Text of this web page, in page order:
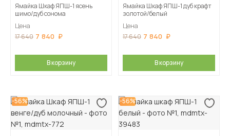
Ямайка Шкаф ЯПШ-1 ясень
шимо/дуб сонома
Цена
17 640 7 840
В корзину
Ямайка Шкаф ЯПШ-1 дуб крафт
золотой/белый
Цена
17 640 7 840
В корзину
-56% -56%